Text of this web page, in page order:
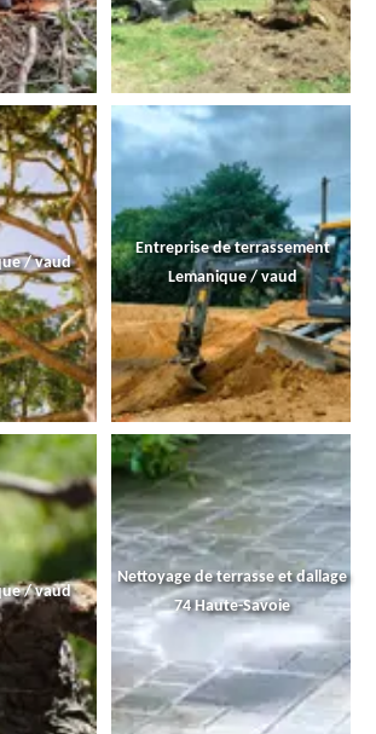
/ vaud
Entreprise de terrassement
Lemanique / vaud
/ vaud
Nettoyage de terrasse et dallage
74 Haute-Savoie